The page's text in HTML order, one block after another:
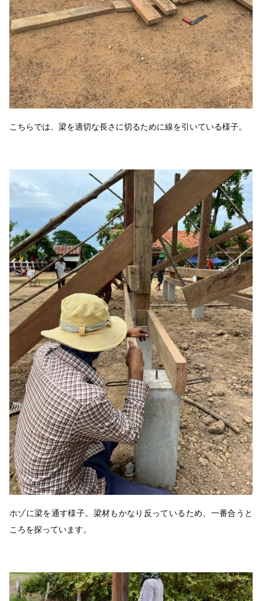
こちらでは、梁を適切な長さに切るために線を引いている様子。
ホゾに梁を通す様子。梁材もかなり反っているため、一番合うと
ころを探っています。